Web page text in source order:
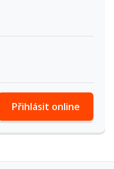
Přihlásit online